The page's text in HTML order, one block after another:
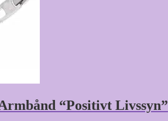
“Positivt Livssyn”